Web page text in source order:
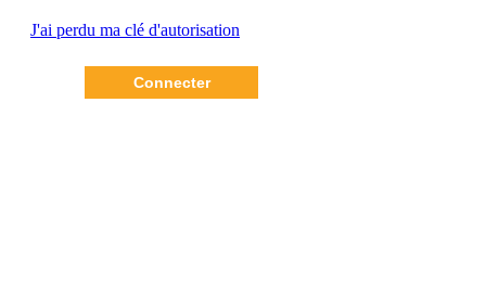
J'ai perdu ma clé d'autorisation